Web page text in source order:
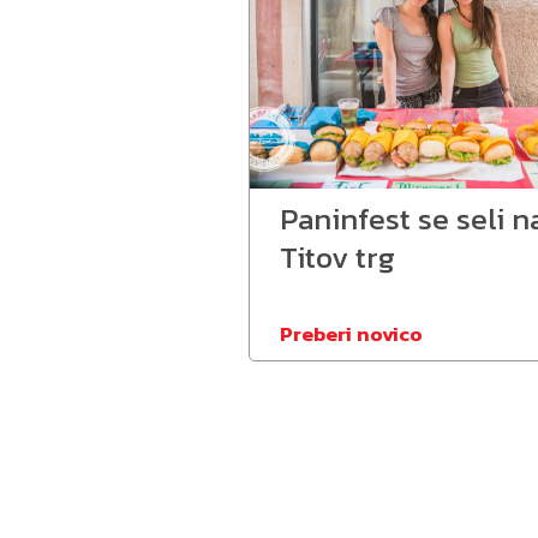
Paninfest se seli
Titov trg
Preberi novico